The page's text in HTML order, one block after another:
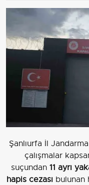
Şanlıurfa İl
çalışmalar
suçundan 11 ayrı
hapis cezası bulunan